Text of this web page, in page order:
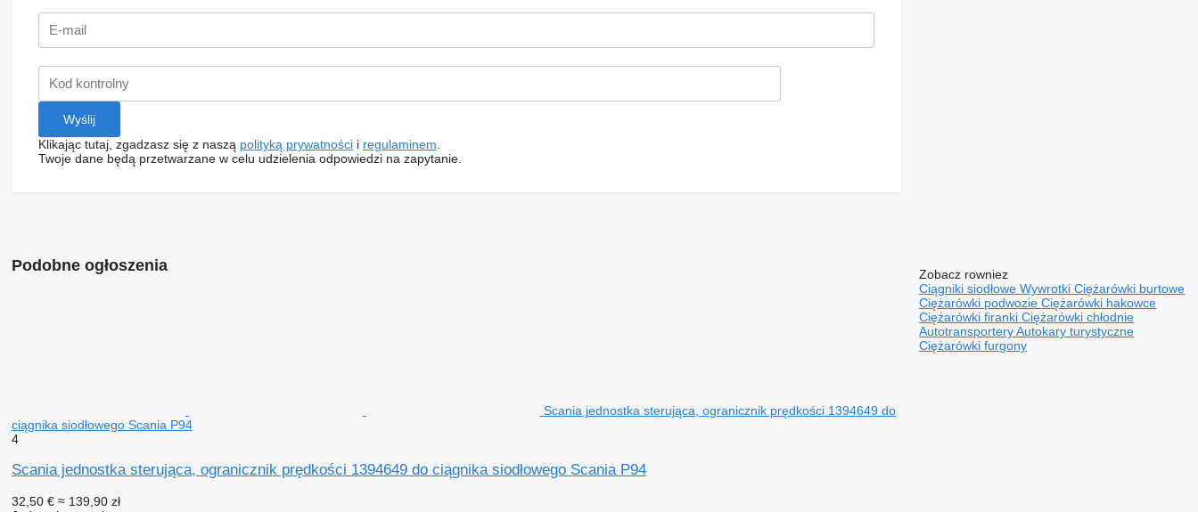
Klikając tutaj, zgadzasz się z naszą polityką prywatnościi regulaminem
Twoje dane będą przetwarzane w celu udzielenia odpowiedzi na zapytanie.
Podobne ogłoszenia
Scania jednostka sterująca, ogranicznik prędkości 1394649 do
ciągnika siodłowego Scania P94
4
Scania jednostka sterująca, ogranicznik prędkości 1394649 do ciągnika siodłowego Scania P94
32,50 € ≈ 139,90 zł
Zobacz rowniez
Ciągniki siodłoweWywrotkiCiężarówki burtowe
Ciężarówki podwozieCiężarówki hakowce
Ciężarówki firankiCiężarówki chłodnie
AutotransporteryAutokary turystyczne
Ciężarówki furgony